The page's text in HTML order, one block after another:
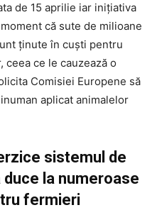
de 15 aprilie iar inițiativa
că sute de milioane
ținute în cuști pentru
ceea ce le cauzează o
Comisiei Europene să
aplicat animalelor
sistemul de
la numeroase
fermieri